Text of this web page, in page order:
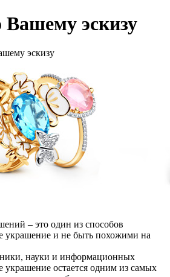
Вашему эскизу
эскизу
– это один из способов
украшение и не быть похожими на
науки и информационных
украшение остается одним из самых